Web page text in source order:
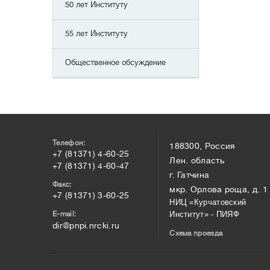
50 лет Институту
55 лет Институту
Общественное обсуждение
Телефон:
+7 (81371) 4-60-25
+7 (81371) 4-60-47
Факс:
+7 (81371) 3-60-25
E-mail:
dir@pnpi.nrcki.ru
188300, Россия
Лен. область
г. Гатчина
мкр. Орлова роща, д. 1
НИЦ «Курчатовский
Институт» - ПИЯФ
Схема проезда